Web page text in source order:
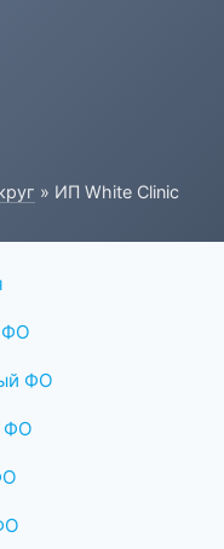
» ИП White Clinic
ФО
ФО
ФО